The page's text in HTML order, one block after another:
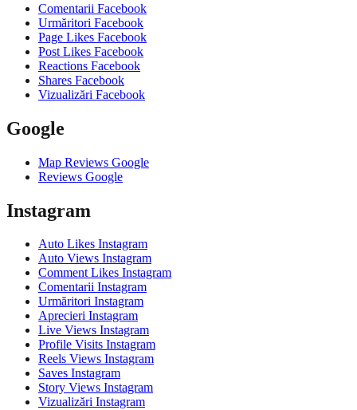
Comentarii Facebook
Urmăritori Facebook
Page Likes Facebook
Post Likes Facebook
Reactions Facebook
Shares Facebook
Vizualizări Facebook
Google
Map Reviews Google
Reviews Google
Instagram
Auto Likes Instagram
Auto Views Instagram
Comment Likes Instagram
Comentarii Instagram
Urmăritori Instagram
Aprecieri Instagram
Live Views Instagram
Profile Visits Instagram
Reels Views Instagram
Saves Instagram
Story Views Instagram
Vizualizări Instagram